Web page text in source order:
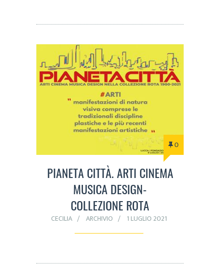
0
PIANETA CITTÀ. ARTI CINEMA
MUSICA DESIGN-
COLLEZIONE ROTA
CECILIA ARCHIVIO 1 LUGLIO 2021